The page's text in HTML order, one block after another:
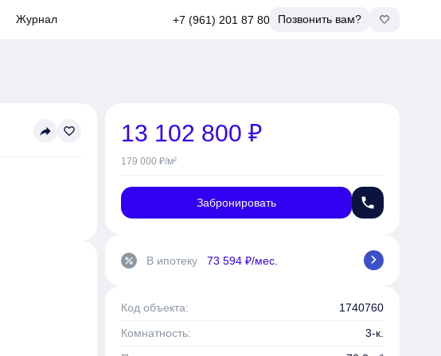
Журнал +7 (961) 201 87 80 Позвонить вам?
reply favorite_border 13 102 800 ₽
179 000 ₽/м²
Забронировать phone
percent В ипотеку 73 594 ₽/мес. chevron_right
Код объекта:
1740760
Комнатность:
3-к.